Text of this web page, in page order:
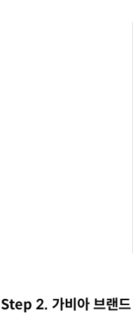
Step 2. 가비아 브랜드